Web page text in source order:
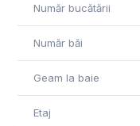
Număr bucătării
Număr băi
Geam la baie
Etaj